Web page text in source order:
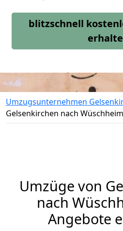
blitzschnell
Umzugsunternehmen
Gelsenkirchen nach Wüschheim
Umzüge von
nach
Angebote